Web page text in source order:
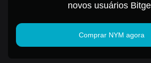
novos usuários
Comprar NYM agora